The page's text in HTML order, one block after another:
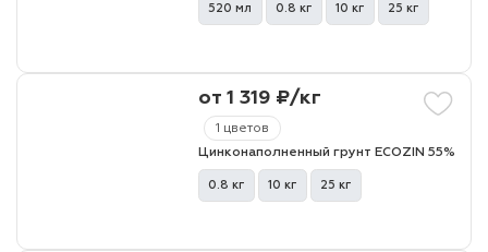
и эмали
520 мл 0.8 кг 10 кг 25 кг
1 цветов
от 1 319 ₽/кг
Цинконаполненный грунт ECOZIN 55%
0.8 кг 10 кг 25 кг